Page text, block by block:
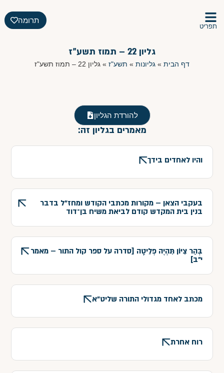
תפריט
תרומה
גליון 22 – תמוז תשע"ז
דף הבית » גליונות » תשע"ז » גליון 22 – תמוז תשע"ז
מאמרים בגליון זה:
להורדת הגליון
והיו לאחדים בידך
בעקבי הצאן – מקורות מכתבי הקודש ומחז"ל בדבר
בנין בית המקדש קודם לביאת משיח בן־דוד
בְּהַר צִיּוֹן תִּהְיֶה פְלֵיטָה [סדרה על ספר קול התור – מאמר
י"ב]
מכתב לאחד מגדולי התורה שליט"א
רוח אחרת